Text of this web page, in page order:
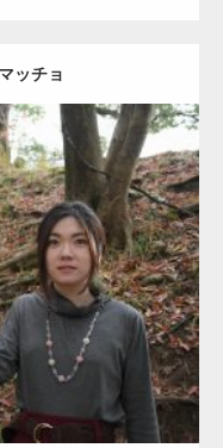
ッチョ
細マッチョ) 大胸筋 腹筋
るおび」にてマッスルプ
組「ONE MORNING」
ですよ」に取材されまし